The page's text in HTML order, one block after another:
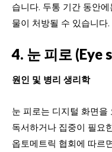
습니다. 두통 기간 동안
물이 처방될 수 있습니다.
4. 눈 피로 (Eye
원인 및 병리 생리학
눈 피로는 디지털 화면을
독서하거나 집중이 필요
옵토메트릭 협회에 따르